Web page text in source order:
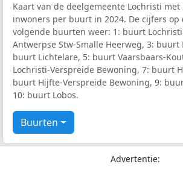
Kaart van de deelgemeente Lochristi met
inwoners per buurt in 2024. De cijfers op
volgende buurten weer: 1: buurt
Antwerpse Stw-Smalle Heerweg, 3: buurt
buurt Lichtelare, 5: buurt Vaarsbaars-
Lochristi-Verspreide Bewoning, 7: buurt
buurt Hijfte-Verspreide Bewoning, 9:
10: buurt Lobos.
Buurten
Advertentie: